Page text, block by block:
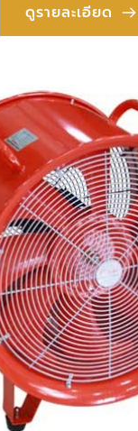
ดูรายละเอียด